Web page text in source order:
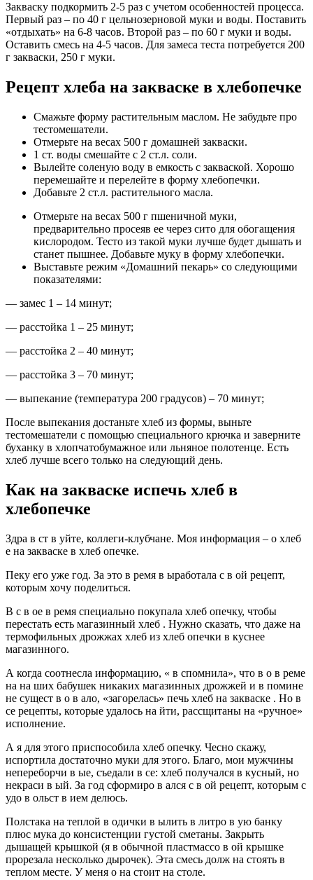
Закваску подкормить 2-5 раз с учетом особенностей процесса.
Первый раз – по 40 г цельнозерновой муки и воды. Поставить
«отдыхать» на 6-8 часов. Второй раз – по 60 г муки и воды.
Оставить смесь на 4-5 часов. Для замеса теста потребуется 200
г закваски, 250 г муки.
Рецепт хлеба на закваске в хлебопечке
Смажьте форму растительным маслом. Не забудьте про
тестомешатели.
Отмерьте на весах 500 г домашней закваски.
1 ст. воды смешайте с 2 ст.л. соли.
Вылейте соленую воду в емкость с закваской. Хорошо
перемешайте и перелейте в форму хлебопечки.
Добавьте 2 ст.л. растительного масла.
Отмерьте на весах 500 г пшеничной муки,
предварительно просеяв ее через сито для обогащения
кислородом. Тесто из такой муки лучше будет дышать и
станет пышнее. Добавьте муку в форму хлебопечки.
Выставьте режим «Домашний пекарь» со следующими
показателями:
— замес 1 – 14 минут;
— расстойка 1 – 25 минут;
— расстойка 2 – 40 минут;
— расстойка 3 – 70 минут;
— выпекание (температура 200 градусов) – 70 минут;
После выпекания достаньте хлеб из формы, выньте
тестомешатели с помощью специального крючка и заверните
буханку в хлопчатобумажное или льняное полотенце. Есть
хлеб лучше всего только на следующий день.
Как на закваске испечь хлеб в
хлебопечке
Здра в ст в уйте, коллеги-клубчане. Моя информация – о хлеб
е на закваске в хлеб опечке.
Пеку его уже год. За это в ремя в ыработала с в ой рецепт,
которым хочу поделиться.
В с в ое в ремя специально покупала хлеб опечку, чтобы
перестать есть магазинный хлеб . Нужно сказать, что даже на
термофильных дрожжах хлеб из хлеб опечки в куснее
магазинного.
А когда соотнесла информацию, « в спомнила», что в о в реме
на на ших бабушек никаких магазинных дрожжей и в помине
не сущест в о в ало, «загорелась» печь хлеб на закваске . Но в
се рецепты, которые удалось на йти, рассщитаны на «ручное»
исполнение.
А я для этого приспособила хлеб опечку. Чесно скажу,
испортила достаточно муки для этого. Благо, мои мужчины
непереборчи в ые, съедали в се: хлеб получался в кусный, но
некраси в ый. За год сформиро в ался с в ой рецепт, которым с
удо в ольст в ием делюсь.
Полстака на теплой в одички в ылить в литро в ую банку
плюс мука до консистенции густой сметаны. Закрыть
дышащей крышкой (я в обычной пластмассо в ой крышке
прорезала несколько дырочек). Эта смесь долж на стоять в
теплом месте. У меня о на стоит на столе.